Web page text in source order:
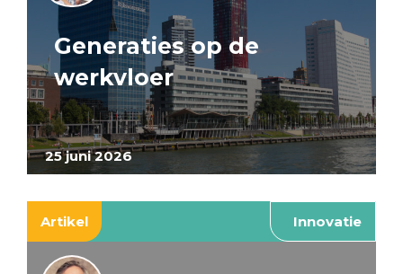
25 juni 2026
Generaties op de
werkvloer
Artikel Innovatie